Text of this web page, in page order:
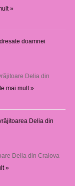
»
doamnei
Delia din
mai mult »
Delia din
Delia din Craiova
»